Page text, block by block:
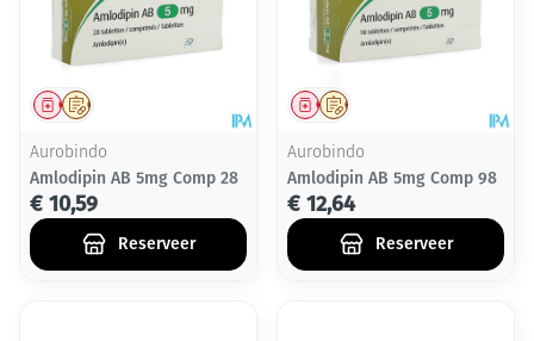
Op voorschrift
Geneesmiddel
Aurobindo
Amlodipin AB 5mg Comp 28
€ 10,59
Reserveer
Op voorschrift
Geneesmiddel
Aurobindo
Amlodipin AB 5mg Comp 98
€ 12,64
Reserveer